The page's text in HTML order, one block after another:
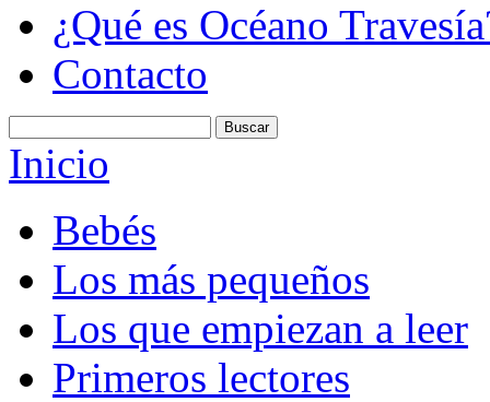
¿Qué es Océano
Contacto
Inicio
Bebés
Los más pequeños
Los que empiezan a leer
Primeros lectores